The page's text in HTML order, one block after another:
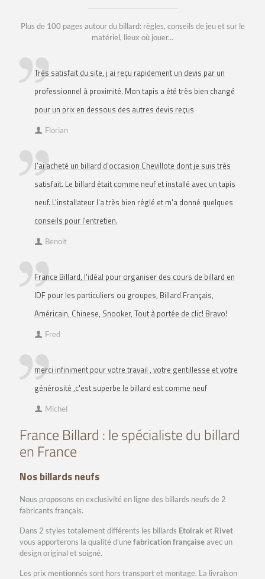
Plus de 100 pages autour du billard: règles, conseils de jeu et sur le
matériel, lieux où jouer...
Très satisfait du site, j ai reçu rapidement un devis par un
professionnel à proximité. Mon tapis a été très bien changé
pour un prix en dessous des autres devis reçus
Florian
J'ai acheté un billard d'occasion Chevillote dont je suis très
satisfait. Le billard était comme neuf et installé avec un tapis
neuf. L'installateur l'a très bien réglé et m'a donné quelques
conseils pour l'entretien.
Benoit
France Billard, l'idéal pour organiser des cours de billard en
IDF pour les particuliers ou groupes, Billard Français,
Américain, Chinese, Snooker, Tout à portée de clic! Bravo!
Fred
merci infiniment pour votre travail , votre gentillesse et votre
générosité ,c'est superbe le billard est comme neuf
Michel
France Billard : le spécialiste du billard
en France
Nos billards neufs
Nous proposons en exclusivité en ligne des billards neufs de 2
fabricants français.
Dans 2 styles totalement différents les billards Etolraket Rivet
vous apporterons la qualité d'unefabrication françaiseavec un
design original et soigné.
Les prix mentionnés sont hors transport et montage. La livraison